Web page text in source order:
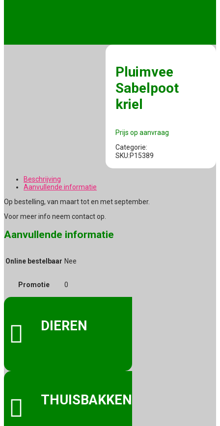
Pluimvee
Sabelpoot
kriel
Prijs op aanvraag
Categorie:
SKU:P15389
Beschrijving
Aanvullende informatie
Op bestelling, van maart tot en met september.
Voor meer info neem contact op.
Aanvullende informatie
Online bestelbaar Nee
Promotie 0
 DIEREN
 THUISBAKKEN